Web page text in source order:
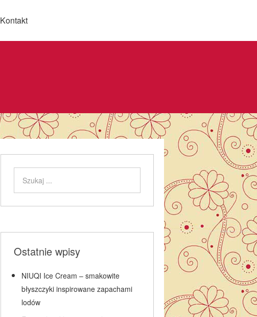
Kontakt
Ostatnie wpisy
NIUQI Ice Cream – smakowite
błyszczyki inspirowane zapachami
lodów